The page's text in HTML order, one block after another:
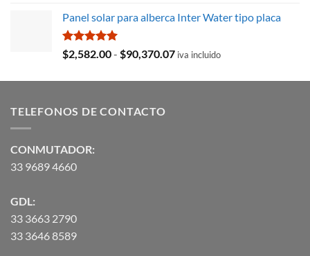
original
$35,369.97.
actual
$29,103.19.
Panel solar para alberca Inter Water tipo placa
Valorado
con
$2,582.00- $90,370.07Rango
precios:
iva incluido
TELEFONOS DE CONTACTO
CONMUTADOR:
33 9689 4660
GDL:
33 3663 2790
33 3646 8589